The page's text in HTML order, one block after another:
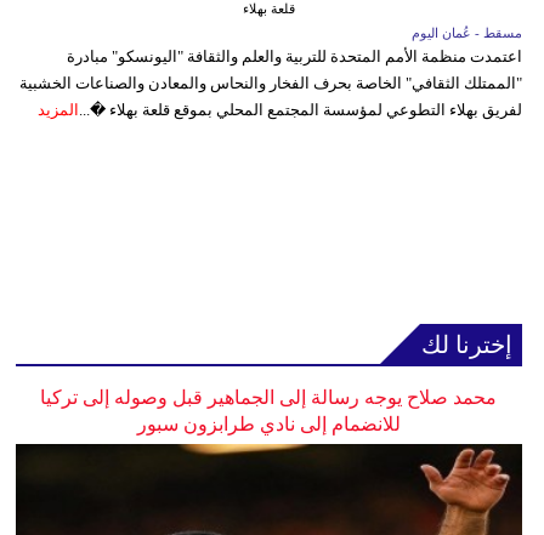
قلعة بهلاء
مسقط - عُمان اليوم
اعتمدت منظمة الأمم المتحدة للتربية والعلم والثقافة "اليونسكو" مبادرة
"الممتلك الثقافي" الخاصة بحرف الفخار والنحاس والمعادن والصناعات الخشبية
لفريق بهلاء التطوعي لمؤسسة المجتمع المحلي بموقع قلعة بهلاء �... المزيد
إخترنا لك
محمد صلاح يوجه رسالة إلى الجماهير قبل وصوله إلى تركيا
للانضمام إلى نادي طرابزون سبور